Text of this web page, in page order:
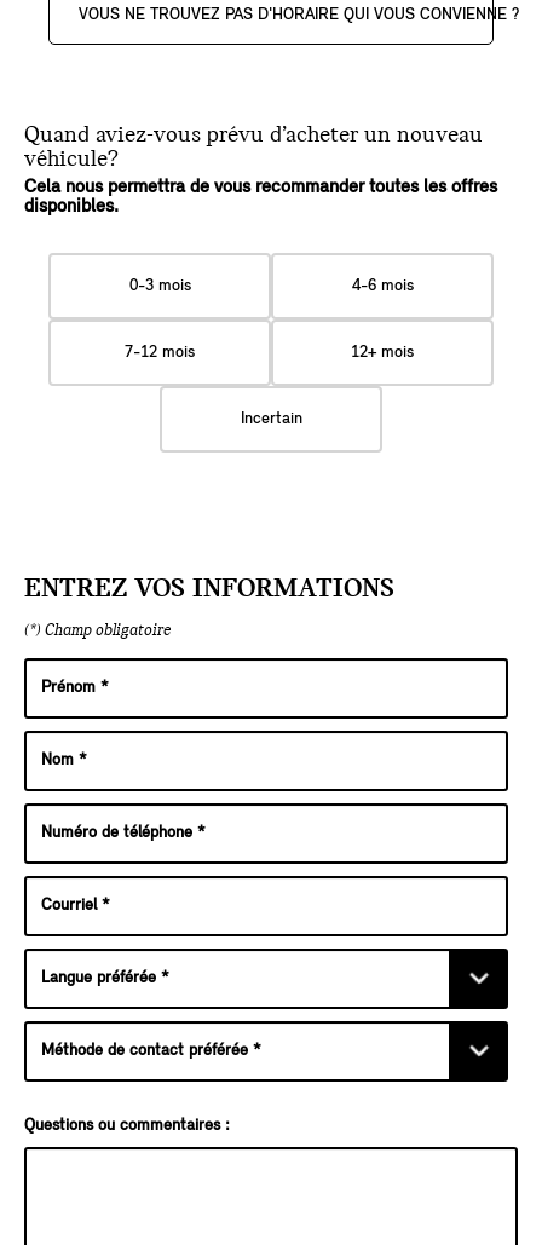
VOUS NE TROUVEZ PAS D'HORAIRE QUI VOUS CONVIENNE ?
Quand aviez-vous prévu d’acheter un nouveau
véhicule?
Cela nous permettra de vous recommander toutes les offres
disponibles.
0-3 mois 4-6 mois
7-12 mois 12+ mois
Incertain
ENTREZ VOS INFORMATIONS
(*) Champ obligatoire
Questions ou commentaires :